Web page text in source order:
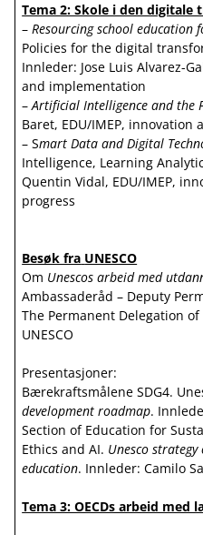
Tema 2: Skole i den digitale
–Resourcing school education
Policies for the digital
Innleder: Jose Luis Alvarez-
and implementation
–Artificial Intelligence and the
Baret, EDU/IMEP, innovation
– Smart Data and Digital
Intelligence, Learning
Quentin Vidal, EDU/IMEP,
progress
Besøk fra UNESCO
Om Unescos arbeid med
Ambassaderåd – Deputy
The Permanent Delegation
UNESCO
Presentasjoner:
Bærekraftsmålene SDG4.
development roadmap.
Section of Education for
Ethics and AI. Unesco
education. Innleder: Camilo
Tema 3: OECDs arbeid med